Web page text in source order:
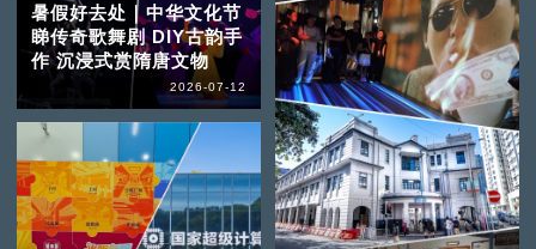
暑假好去处｜中华文化节
睇传奇歌舞剧 DIY古韵手
作 沉浸式赏隋唐文物
2026-07-12